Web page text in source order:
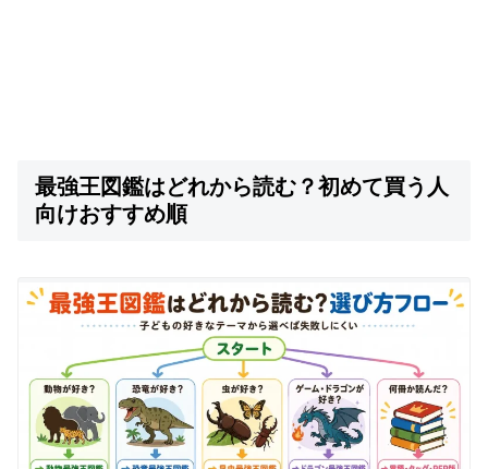
最強王図鑑はどれから読む？初めて買う人
向けおすすめ順